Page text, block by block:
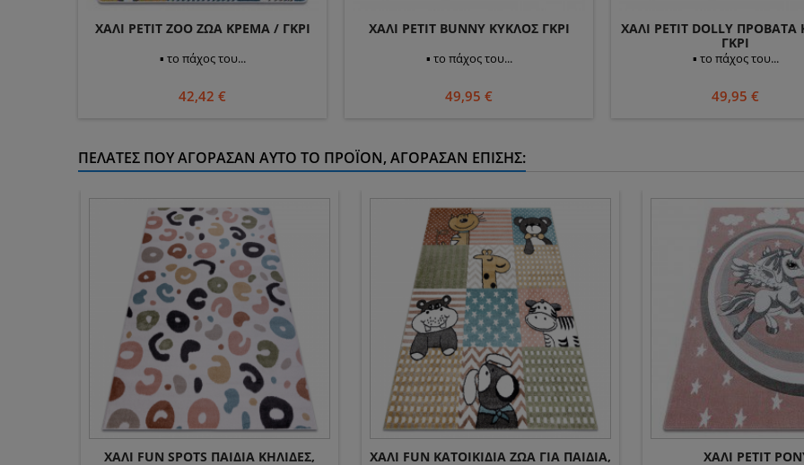
ΧΑΛΊ PETIT ZOO ΖΏΑ ΚΡΈΜΑ / ΓΚΡΙ
▪ το πάχος του...
42,42 €
ΧΑΛΊ PETIT BUNNY ΚΎΚΛΟΣ ΓΚΡΙ
▪ το πάχος του...
49,95 €
ΧΑΛΊ PETIT DOLLY ΠΡΌΒΑΤΑ
ΓΚΡΙ
▪ το πάχος του...
49,95 €
ΠΕΛΆΤΕΣ ΠΟΥ ΑΓΌΡΑΣΑΝ ΑΥΤΌ ΤΟ ΠΡΟΪΌΝ, ΑΓΌΡΑΣΑΝ ΕΠΊΣΗΣ:
ΧΑΛΊ FUN SPOTS ΠΑΙΔΙΆ ΚΗΛΊΔΕΣ,
ΧΑΛΊ FUN ΚΑΤΟΙΚΊΔΙΑ ΖΏΑ ΓΙΑ ΠΑΙΔΙΆ,
ΧΑΛΊ PETIT